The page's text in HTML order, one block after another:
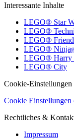
Interessante Inhalte
LEGO® Star
LEGO®
LEGO®
LEGO®
LEGO® Harry
LEGO® City
Cookie-Einstellungen
Cookie Einstellungen
Rechtliches &
Impressum